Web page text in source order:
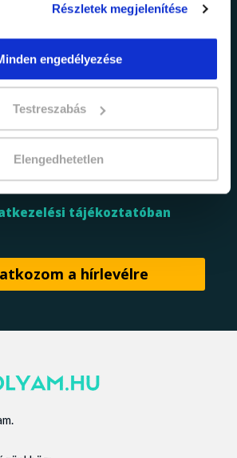
Részletek megjelenítése
engedélyezése
Testreszabás
Elengedhetetlen
legújabb tanfolyamainkról,
és időszakos
tájékoztatóban